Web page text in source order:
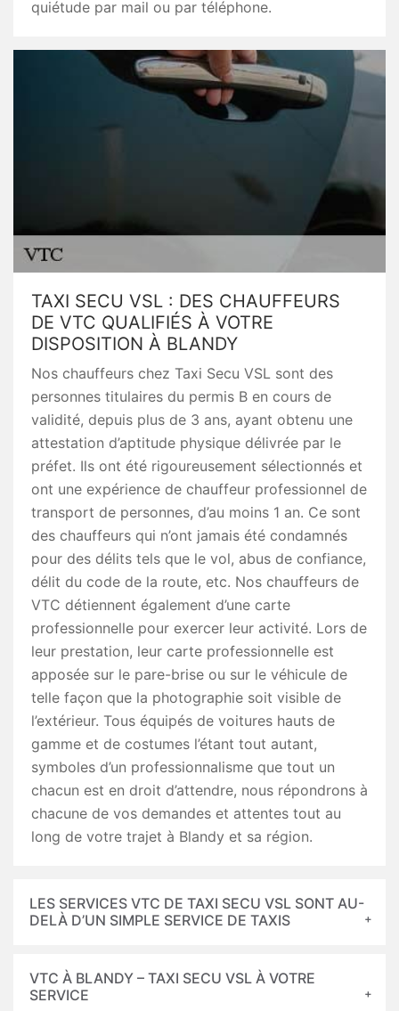
quiétude par mail ou par téléphone.
TAXI SECU VSL : DES CHAUFFEURS
DE VTC QUALIFIÉS À VOTRE
DISPOSITION À BLANDY
Nos chauffeurs chez Taxi Secu VSL sont des
personnes titulaires du permis B en cours de
validité, depuis plus de 3 ans, ayant obtenu une
attestation d’aptitude physique délivrée par le
préfet. Ils ont été rigoureusement sélectionnés et
ont une expérience de chauffeur professionnel de
transport de personnes, d’au moins 1 an. Ce sont
des chauffeurs qui n’ont jamais été condamnés
pour des délits tels que le vol, abus de confiance,
délit du code de la route, etc. Nos chauffeurs de
VTC détiennent également d’une carte
professionnelle pour exercer leur activité. Lors de
leur prestation, leur carte professionnelle est
apposée sur le pare-brise ou sur le véhicule de
telle façon que la photographie soit visible de
l’extérieur. Tous équipés de voitures hauts de
gamme et de costumes l’étant tout autant,
symboles d’un professionnalisme que tout un
chacun est en droit d’attendre, nous répondrons à
chacune de vos demandes et attentes tout au
long de votre trajet à Blandy et sa région.
LES SERVICES VTC DE TAXI SECU VSL SONT AU-
DELÀ D’UN SIMPLE SERVICE DE TAXIS
VTC À BLANDY – TAXI SECU VSL À VOTRE
SERVICE